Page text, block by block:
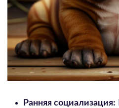
Ранняя социализация: